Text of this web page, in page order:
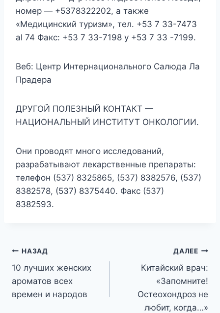
номер — +5378322202, а также
«Медицинский туризм», тел. +53 7 33-7473
al 74 Факс: +53 7 33-7198 y +53 7 33 -7199.
Веб: Центр Интернационального Салюда Ла
Прадера
ДРУГОЙ ПОЛЕЗНЫЙ КОНТАКТ —
НАЦИОНАЛЬНЫЙ ИНСТИТУТ ОНКОЛОГИИ.
Они проводят много исследований,
разрабатывают лекарственные препараты:
телефон (537) 8325865, (537) 8382576, (537)
8382578, (537) 8375440. Факс (537)
8382593.
Навигация
по
записям
НАЗАД
10 лучших женских
ароматов всех
времен и народов
ДАЛЕЕ
Китайский врач:
«Запомните!
Остеохондроз не
любит, когда…»